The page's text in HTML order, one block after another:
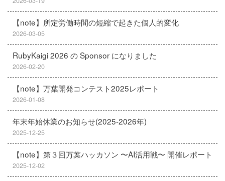
【note】所定労働時間の短縮で起きた個人的変化
2026-03-05
RubyKaigi 2026 の Sponsor になりました
2026-02-20
【note】万葉開発コンテスト2025レポート
2026-01-08
年末年始休業のお知らせ(2025-2026年)
2025-12-25
【note】第３回万葉ハッカソン 〜AI活用戦〜 開催レポート
2025-12-02